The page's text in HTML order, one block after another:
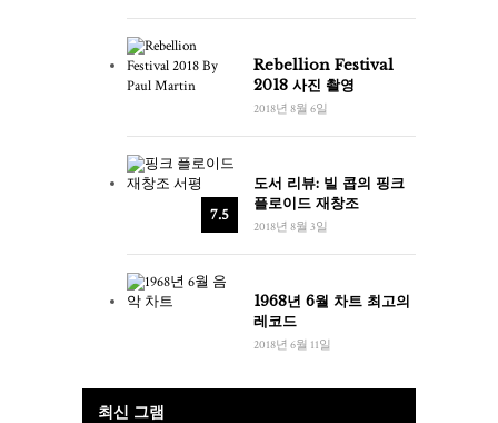
Rebellion Festival
2018 사진 촬영
2018년 8월 6일
7.5
도서 리뷰: 빌 콥의 핑크
플로이드 재창조
2018년 8월 3일
1968년 6월 차트 최고의
레코드
2018년 6월 11일
최신 그램